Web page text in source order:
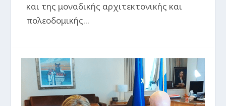
και της μοναδικής αρχιτεκτονικής και
πολεοδομικής...